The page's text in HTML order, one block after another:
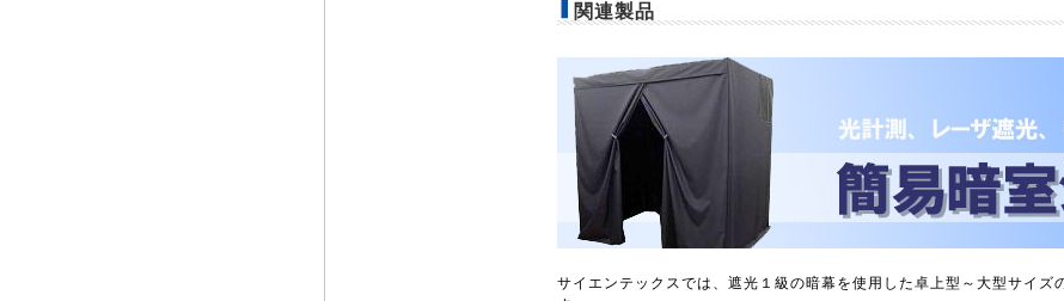
関連製品
サイエンテックスでは、遮光１級の暗幕を使用した卓上型～大型サイズ